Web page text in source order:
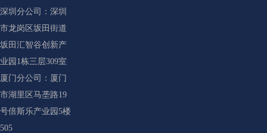
深圳分公司：深圳
市龙岗区坂田街道
坂田汇智谷创新产
业园1栋三层309室
厦门分公司：厦门
市湖里区马垄路19
号倍斯乐产业园5楼
505